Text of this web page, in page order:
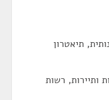
תיאטרון
ותיירות, רשות